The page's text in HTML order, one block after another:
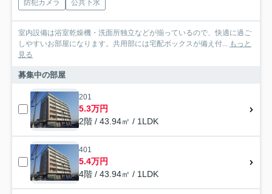
防犯カメラ 公共下水
室内設備は浴室乾燥機・洗面所独立などが揃っているので、快適に過ご
しやすいお部屋になります。共用部には宅配ボックスが備え付... もっと
見る
募集中の部屋
201
5.3万円
2階 / 43.94㎡ / 1LDK
401
5.4万円
4階 / 43.94㎡ / 1LDK